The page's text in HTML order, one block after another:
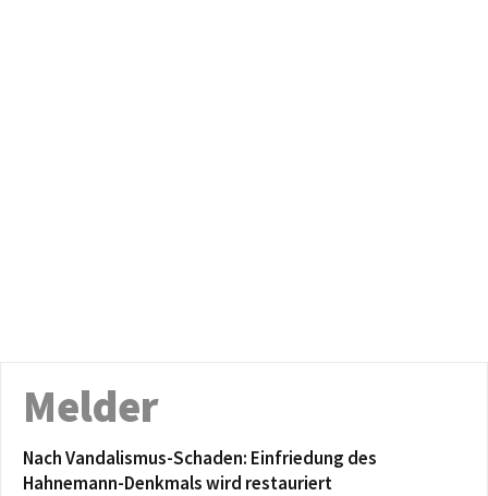
Melder
Nach Vandalismus-Schaden: Einfriedung des
Hahnemann-Denkmals wird restauriert